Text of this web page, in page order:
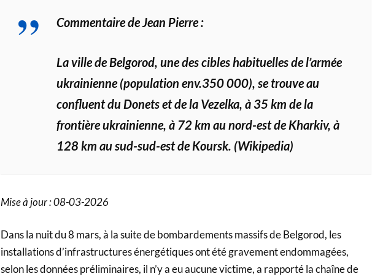
Commentaire de Jean Pierre :
La ville de Belgorod, une des cibles habituelles de l’armée
ukrainienne (population env.350 000), se trouve au
confluent du Donets et de la Vezelka, à 35 km de la
frontière ukrainienne, à 72 km au nord-est de Kharkiv, à
128 km au sud-sud-est de Koursk. (Wikipedia)
Mise à jour : 08-03-2026
Dans la nuit du 8 mars, à la suite de bombardements massifs de Belgorod, les
installations d’infrastructures énergétiques ont été gravement endommagées,
selon les données préliminaires, il n’y a eu aucune victime, a rapporté la chaîne de